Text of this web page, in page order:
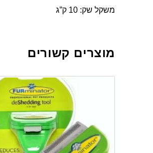
משקל שק: 10 ק”ג
מוצרים קשורים